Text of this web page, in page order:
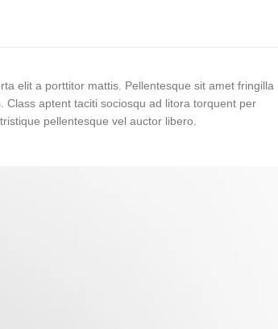
elit a porttitor mattis. Pellentesque sit amet fringilla
aptent taciti sociosqu ad litora torquent per
pellentesque vel auctor libero.